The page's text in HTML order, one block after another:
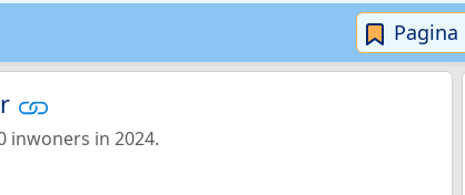
inwoners in 2024.